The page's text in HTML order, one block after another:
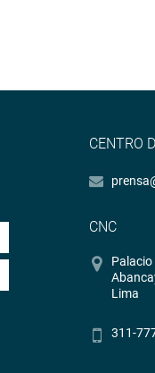
CENTRO
CNC
Palacio
Lima
311-